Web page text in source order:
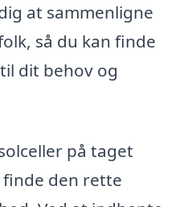
at sammenligne
så du kan finde
dit behov og
på taget
den rette